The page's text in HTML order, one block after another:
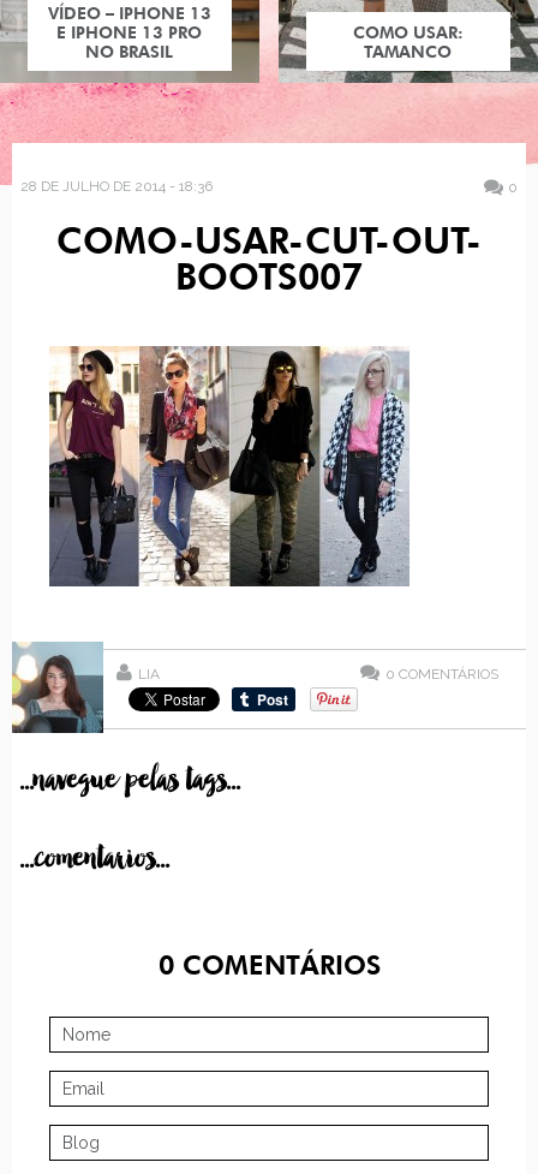
VÍDEO – IPHONE 13
E IPHONE 13 PRO
NO BRASIL
COMO USAR:
TAMANCO
28 DE JULHO DE 2014 - 18:36 0
COMO-USAR-CUT-OUT-
BOOTS007
LIA 0 COMENTÁRIOS
...navegue pelas tags...
...comentarios...
0COMENTÁRIOS